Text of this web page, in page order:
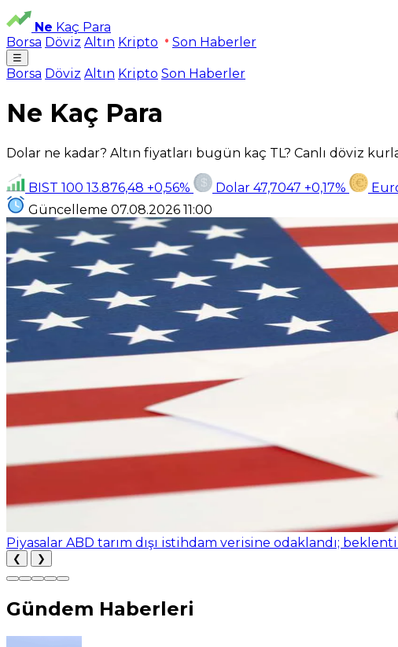
Ne Kaç Para
Borsa Döviz Altın Kripto Son Haberler
☰
Borsa Döviz Altın Kripto Son Haberler
Ne Kaç Para
Dolar ne kadar? Altın fiyatları bugün kaç TL? Canlı döviz
BIST 100 13.876,48 +0,56% Dolar 47,7047 +0,17%
Güncelleme 07.08.2026 11:00
Piyasalar ABD tarım dışı istihdam verisine odaklandı;
❮ ❯
Gündem Haberleri